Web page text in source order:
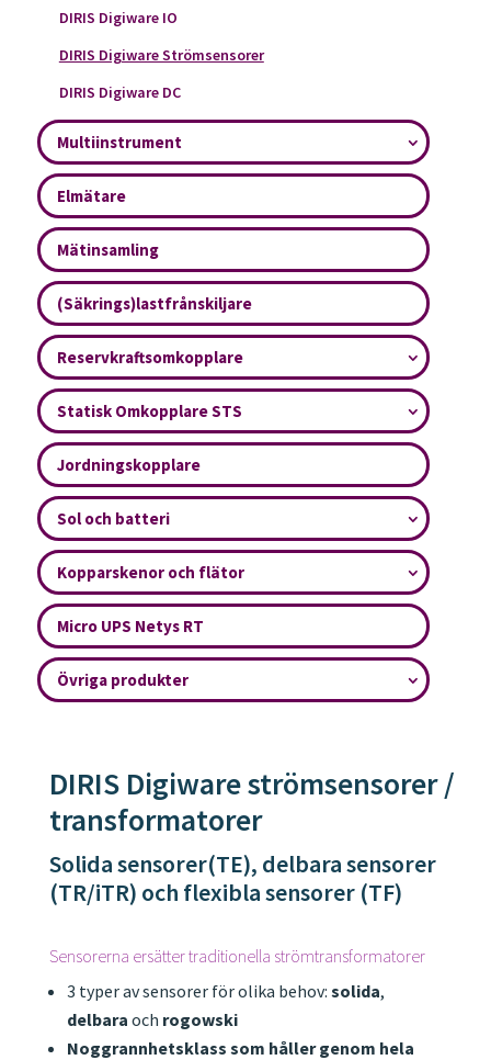
DIRIS Digiware IO
DIRIS Digiware Strömsensorer
DIRIS Digiware DC
Multiinstrument
Elmätare
Mätinsamling
(Säkrings)lastfrånskiljare
Reservkraftsomkopplare
Statisk Omkopplare STS
Jordningskopplare
Sol och batteri
Kopparskenor och flätor
Micro UPS Netys RT
Övriga produkter
DIRIS Digiware strömsensorer /
transformatorer
Solida sensorer(TE), delbara sensorer
(TR/iTR) och flexibla sensorer (TF)
Sensorerna ersätter traditionella strömtransformatorer
3 typer av sensorer för olika behov: solida,
delbara och rogowski
Noggrannhetsklass som håller genom hela